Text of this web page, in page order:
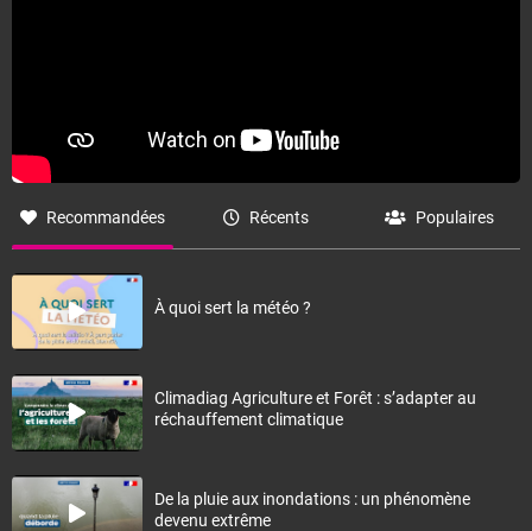
Recommandées Récents Populaires
À quoi sert la météo ?
Climadiag Agriculture et Forêt : s’adapter au
réchauffement climatique
De la pluie aux inondations : un phénomène
devenu extrême